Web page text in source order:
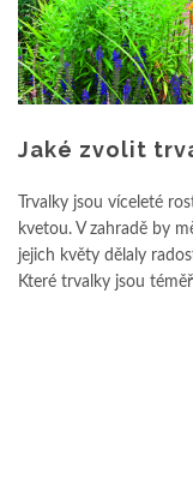
Jaké zvolit
Trvalky jsou víceleté
kvetou. V zahradě by
jejich květy dělaly
Které trvalky jsou